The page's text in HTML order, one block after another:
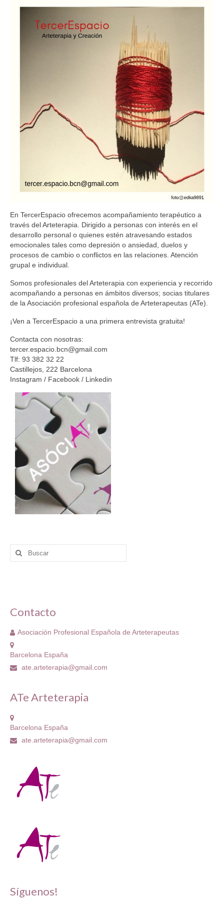
Código Ético
Estatutos ATe
Directorio de Arteterapeutas
Arteterapeutas Didactas
Directorio de supervisoras
FEAPA Certificadas
Grupo de Formación continuada
Grupo Educación
Grupo Investigación
Grupo Revista
Grupo Arte
Grupo Certificación
Grupos Territoriales
Grupo Territorial Canarias
Grupo Territorial Baleares
Grupo Territorial Valencia
Jornadas de Investigación
Contacto
En TercerEspacio ofrecemos acompañamiento terapéutico a
través del Arteterapia. Dirigido a personas con interés en el
desarrollo personal o quienes estén atravesando estados
emocionales tales como depresión o ansiedad, duelos y
procesos de cambio o conflictos en las relaciones. Atención
grupal e individual.
Somos profesionales del Arteterapia con experiencia y recorrido
acompañando a personas en ámbitos diversos; socias titulares
de la Asociación profesional española de Arteterapeutas (ATe).
¡Ven a TercerEspacio a una primera entrevista gratuita!
Contacta con nosotras:
tercer.espacio.bcn@gmail.com
Tlf: 93 382 32 22
Castillejos, 222 Barcelona
Instagram / Facebook / Linkedin
Buscar
por:
Contacto
Asociación Profesional Española de Arteterapeutas
Barcelona España
ate.arteterapia@gmail.com
ATe Arteterapia
Barcelona España
ate.arteterapia@gmail.com
Síguenos!